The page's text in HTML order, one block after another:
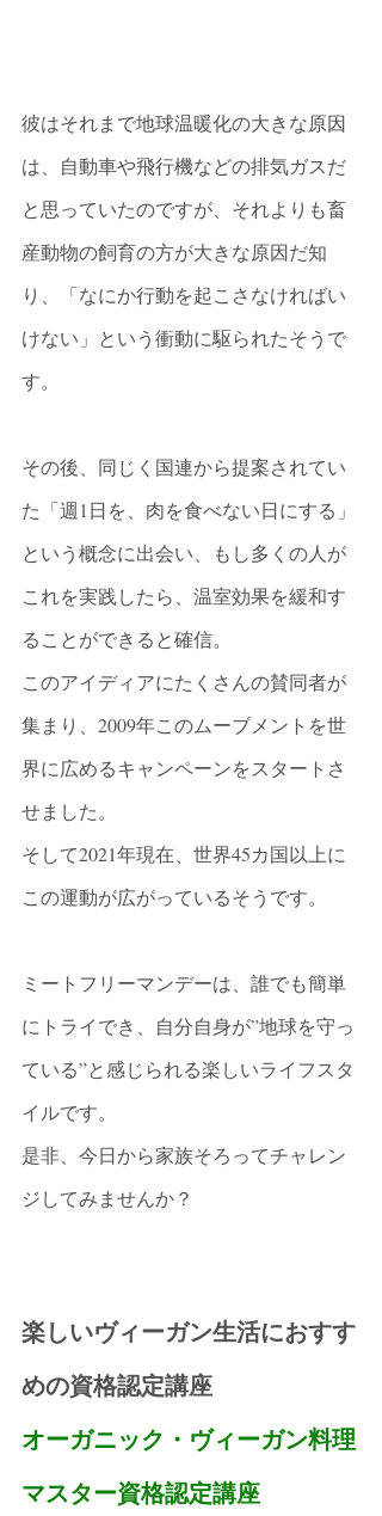
彼はそれまで地球温暖化の大きな原因
は、自動車や飛行機などの排気ガスだ
と思っていたのですが、それよりも畜
産動物の飼育の方が大きな原因だ知
り、「なにか行動を起こさなければい
けない」という衝動に駆られたそうで
す。
その後、同じく国連から提案されてい
た「週1日を、肉を食べない日にする」
という概念に出会い、もし多くの人が
これを実践したら、温室効果を緩和す
ることができると確信。
このアイディアにたくさんの賛同者が
集まり、2009年このムーブメントを世
界に広めるキャンペーンをスタートさ
せました。
そして2021年現在、世界45カ国以上に
この運動が広がっているそうです。
ミートフリーマンデーは、誰でも簡単
にトライでき、自分自身が”地球を守っ
ている”と感じられる楽しいライフスタ
イルです。
是非、今日から家族そろってチャレン
ジしてみませんか？
楽しいヴィーガン生活におすす
めの資格認定講座
オーガニック・ヴィーガン料理
マスター資格認定講座